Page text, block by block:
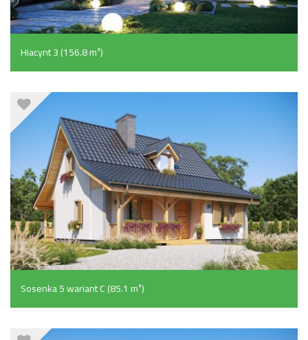
Hiacynt 3 (156.8 m²)
Budynek w technologii szkieletowej z powiększoną łazienką i
pomniejszoną kotłownią.
Sosenka 5 wariant C (85.1 m²)